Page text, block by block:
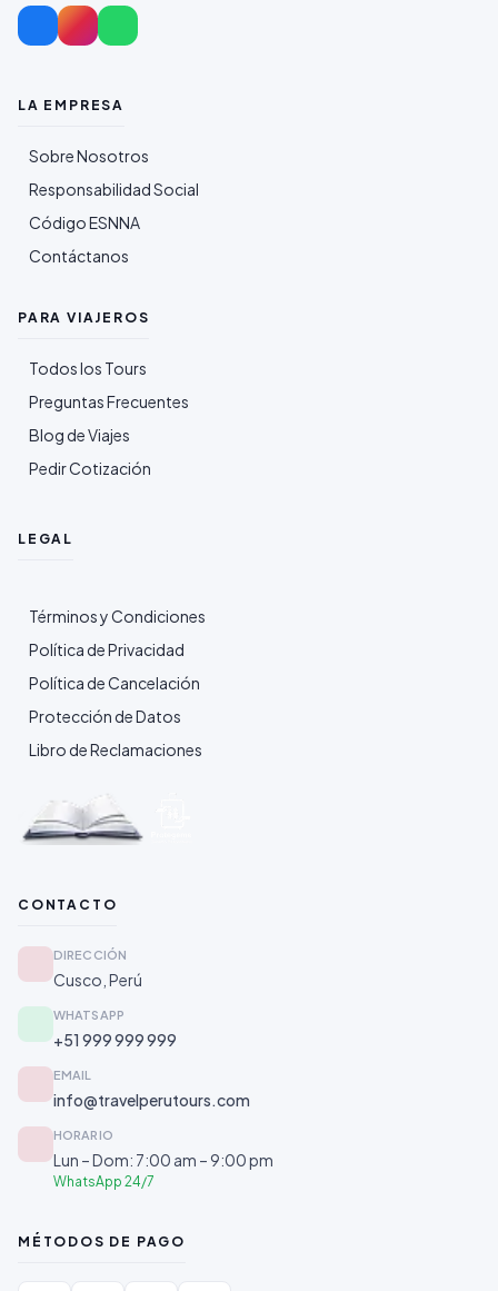
LA EMPRESA
Sobre Nosotros
Responsabilidad Social
Código ESNNA
Contáctanos
PARA VIAJEROS
Todos los Tours
Preguntas Frecuentes
Blog de Viajes
Pedir Cotización
LEGAL
Términos y Condiciones
Política de Privacidad
Política de Cancelación
Protección de Datos
Libro de Reclamaciones
CONTACTO
DIRECCIÓN
Cusco, Perú
WHATSAPP
+51 999 999 999
EMAIL
info@travelperutours.com
HORARIO
Lun – Dom: 7:00 am – 9:00 pm
WhatsApp 24/7
MÉTODOS DE PAGO